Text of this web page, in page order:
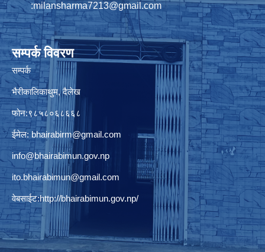
:milansharma7213@gmail.com
सम्पर्क विवरण
सम्पर्क
भैरीकालिकाथुम, दैलेख
फोन:९८५८०६८६६८
ईमेल: bhairabirm@gmail.com
info@bhairabimun.gov.np
ito.bhairabimun@gmail.com
वेबसाईट:http://bhairabimun.gov.np/